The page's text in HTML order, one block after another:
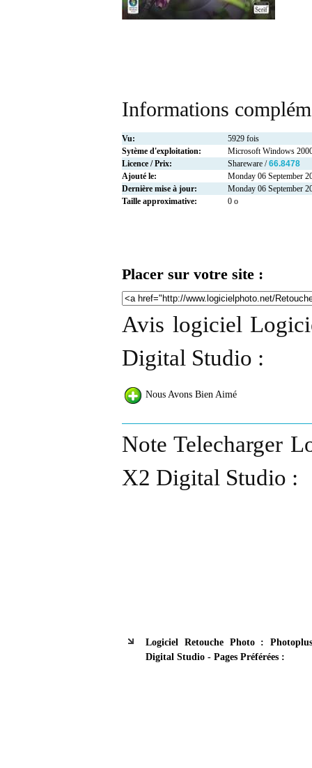
Informations
Vu:
5929 fois
Sytème d'exploitation:
Microsoft Windows
Licence / Prix:
Shareware /66.8478
Ajouté le:
Monday 06 September
Dernière mise à jour:
Monday 06 September
Taille approximative:
0 o
Placer sur votre site :
Avis logiciel
Digital Studio :
Nous Avons Bien Aimé
Note Telecharger
X2 Digital Studio :
Logiciel Retouche Photo :
Digital Studio - Pages Préférées :